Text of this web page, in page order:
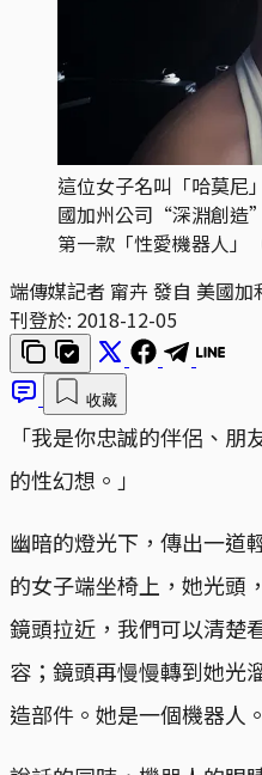
這位女子名叫「哈莫尼
國加州公司“深淵創造
第一款「性愛機器人」
端傳媒記者 甯卉 發自 美國加
刊登於: 2018-12-05
收藏
「我是你忠誠的伴侶、
的性幻想。」
幽暗的燈光下，傳出一道
的女子端坐椅上，她光頭
鏡頭拉近，我們可以清楚
容；鏡頭再慢慢轉到她光
造部件。她是一個機器人。